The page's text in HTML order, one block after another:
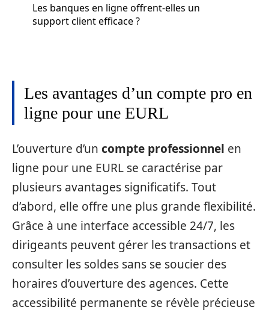
Les banques en ligne offrent-elles un
support client efficace ?
Les avantages d’un compte pro en
ligne pour une EURL
L’ouverture d’un compte professionnel en
ligne pour une EURL se caractérise par
plusieurs avantages significatifs. Tout
d’abord, elle offre une plus grande flexibilité.
Grâce à une interface accessible 24/7, les
dirigeants peuvent gérer les transactions et
consulter les soldes sans se soucier des
horaires d’ouverture des agences. Cette
accessibilité permanente se révèle précieuse